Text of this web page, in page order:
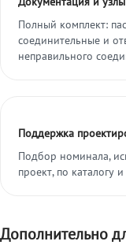
Полный комплект:
соединительные и
неправильного
Поддержка
Подбор номинала,
проект, по каталогу
Дополнительно